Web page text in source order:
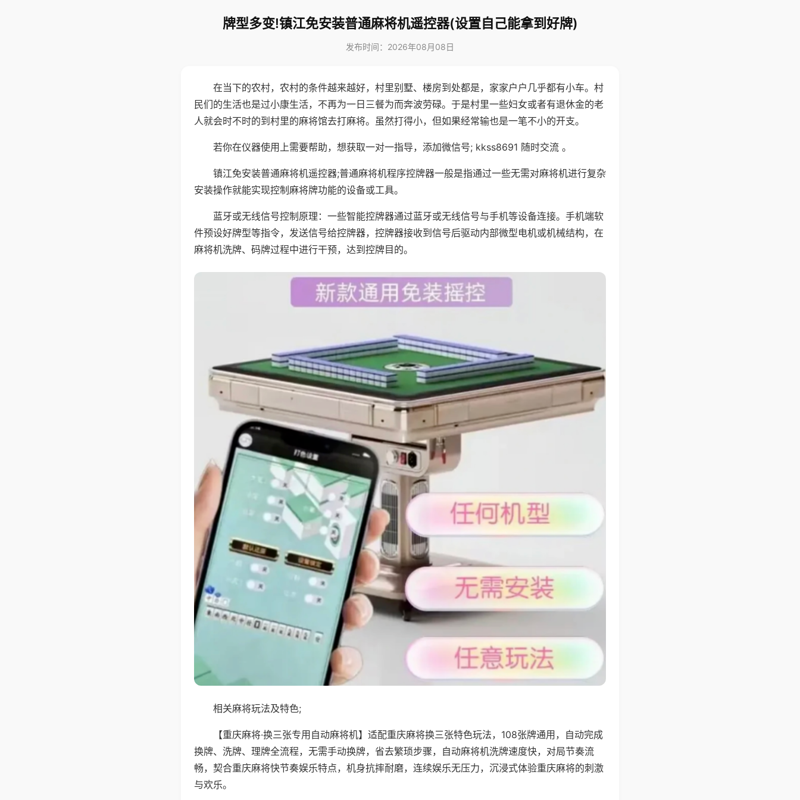
牌型多变!镇江免安装普通麻将机遥控器(设置自己能拿到好牌)
发布时间：2026年08月08日
在当下的农村，农村的条件越来越好，村里别墅、楼房到处都是，家家户户几乎都有小车。村
民们的生活也是过小康生活，不再为一日三餐为而奔波劳碌。于是村里一些妇女或者有退休金的老
人就会时不时的到村里的麻将馆去打麻将。虽然打得小，但如果经常输也是一笔不小的开支。
若你在仪器使用上需要帮助，想获取一对一指导，添加微信号; kkss8691 随时交流 。
镇江免安装普通麻将机遥控器;普通麻将机程序控牌器一般是指通过一些无需对麻将机进行复杂
安装操作就能实现控制麻将牌功能的设备或工具。
蓝牙或无线信号控制原理：一些智能控牌器通过蓝牙或无线信号与手机等设备连接。手机端软
件预设好牌型等指令，发送信号给控牌器，控牌器接收到信号后驱动内部微型电机或机械结构，在
麻将机洗牌、码牌过程中进行干预，达到控牌目的。
相关麻将玩法及特色;
【重庆麻将·换三张专用自动麻将机】适配重庆麻将换三张特色玩法，108张牌通用，自动完成
换牌、洗牌、理牌全流程，无需手动换牌，省去繁琐步骤，自动麻将机洗牌速度快，对局节奏流
畅，契合重庆麻将快节奏娱乐特点，机身抗摔耐磨，连续娱乐无压力，沉浸式体验重庆麻将的刺激
与欢乐。